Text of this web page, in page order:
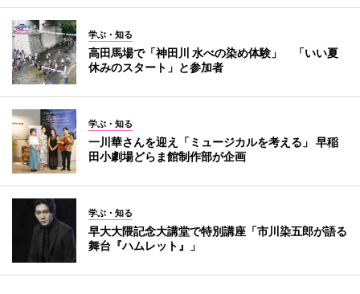
学ぶ・知る
高田馬場で「神田川 水べの染め体験」 「いい夏
休みのスタート」と参加者
学ぶ・知る
一川華さんを迎え「ミュージカルを考える」 早稲
田小劇場どらま館制作部が企画
学ぶ・知る
早大大隈記念大講堂で特別講座「市川染五郎が語る
舞台『ハムレット』」